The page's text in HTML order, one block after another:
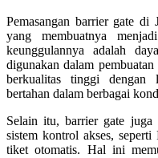
Pemasangan barrier gate di
yang membuatnya
keunggulannya adalah
digunakan dalam
berkualitas tinggi dengan
bertahan dalam berbagai
Selain itu, barrier gate juga
sistem kontrol akses,
tiket otomatis. Hal ini